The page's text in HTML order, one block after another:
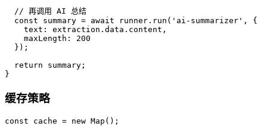
  // 再调用 AI 总结
  const summary = await runner.run('ai-summarizer', {
    text: extraction.data.content,
    maxLength: 200
  });
  return summary;
}
缓存策略
const cache = new Map();